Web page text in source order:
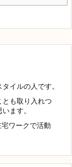
イルの人です。
も取り入れつ
ます。
ワークで活動